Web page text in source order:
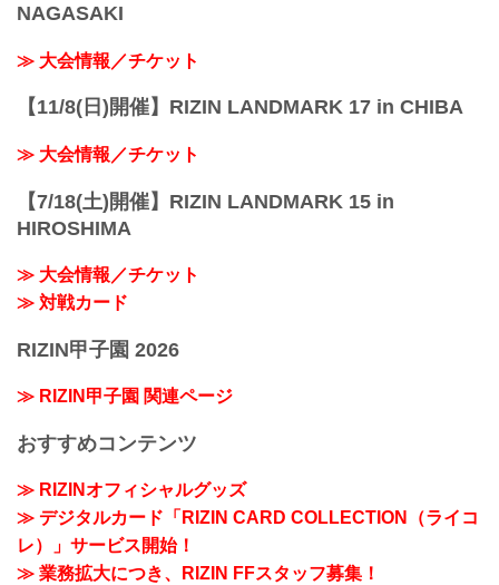
NAGASAKI
≫ 大会情報／チケット
【11/8(日)開催】RIZIN LANDMARK 17 in CHIBA
≫ 大会情報／チケット
【7/18(土)開催】RIZIN LANDMARK 15 in
HIROSHIMA
≫ 大会情報／チケット
≫ 対戦カード
RIZIN甲子園 2026
≫ RIZIN甲子園 関連ページ
おすすめコンテンツ
≫ RIZINオフィシャルグッズ
≫ デジタルカード「RIZIN CARD COLLECTION（ライコ
レ）」サービス開始！
≫ 業務拡大につき、RIZIN FFスタッフ募集！